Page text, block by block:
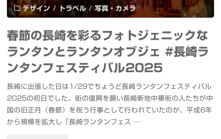
デザイン / トラベル / 写真・カメラ
春節の長崎を彩るフォトジェニックな
ランタンとランタンオブジェ #長崎ラ
ンタンフェスティバル2025
長崎に出張した日は1/29でちょうど長崎ランタンフェスティバル
2025の初日でした。街の復興を願い長崎新地中華街の人たちが中
国の旧正月（春節）を祝う行事として行われていたのが、平成6年
から規模を拡大し「長崎ランタンフェス …